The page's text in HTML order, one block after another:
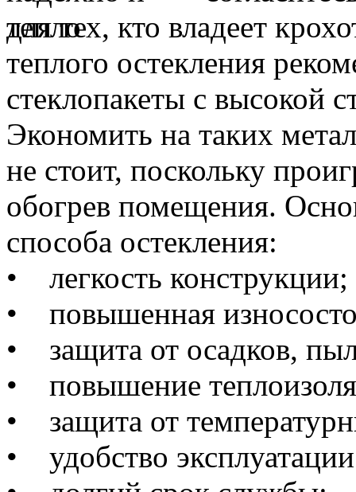
для тех, кто владеет
теплого остекления
стеклопакеты с высокой
Экономить на таких
не стоит, поскольку
обогрев помещения.
способа остекления:
• легкость конструкции;
• повышенная
• защита от осадков,
• повышение
• защита от
• удобство